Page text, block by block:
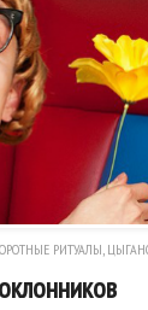
РИТУАЛЫ,